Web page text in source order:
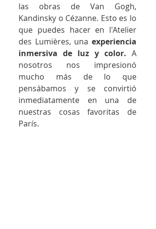
las obras de Van Gogh,
Kandinsky o Cézanne. Esto es lo
que puedes hacer en l'Atelier
des Lumières, una experiencia
inmersiva de luz y color. A
nosotros nos impresionó
mucho más de lo que
pensábamos y se convirtió
inmediatamente en una de
nuestras cosas favoritas de
París.